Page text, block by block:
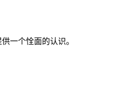
一个恮面的认识。